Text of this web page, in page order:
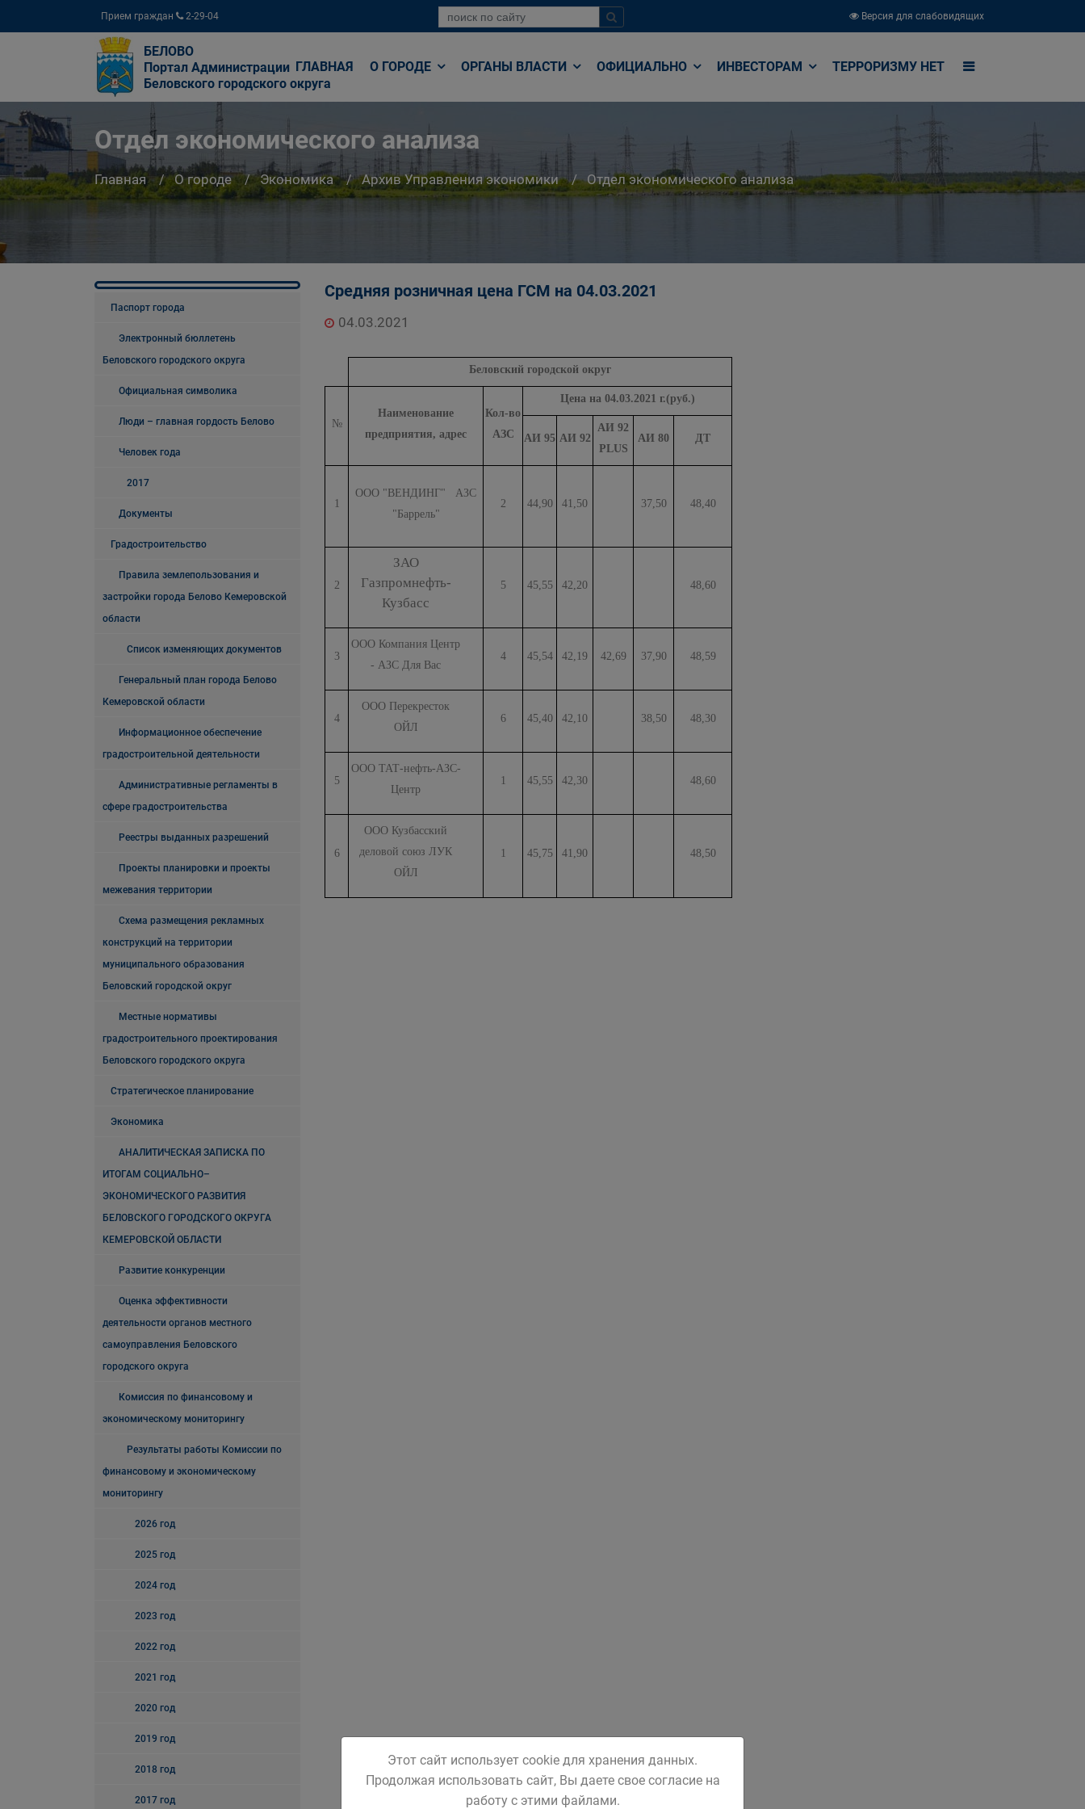
Прием граждан 2-29-04 Версия для слабовидящих
БЕЛОВО
Портал Администрации
Беловского городского округа
ГЛАВНАЯ О ГОРОДЕ ОРГАНЫ ВЛАСТИ ОФИЦИАЛЬНО ИНВЕСТОРАМ ТЕРРОРИЗМУ НЕТ
Отдел экономического анализа
Главная О городе Экономика Архив Управления экономики Отдел экономического анализа
Паспорт города
Электронный бюллетень
Беловского городского округа
Официальная символика
Люди – главная гордость Белово
Человек года
2017
Документы
Градостроительство
Правила землепользования и
застройки города Белово Кемеровской
области
Список изменяющих документов
Генеральный план города Белово
Кемеровской области
Информационное обеспечение
градостроительной деятельности
Административные регламенты в
сфере градостроительства
Реестры выданных разрешений
Проекты планировки и проекты
межевания территории
Схема размещения рекламных
конструкций на территории
муниципального образования
Беловский городской округ
Местные нормативы
градостроительного проектирования
Беловского городского округа
Стратегическое планирование
Экономика
АНАЛИТИЧЕСКАЯ ЗАПИСКА ПО
ИТОГАМ СОЦИАЛЬНО–
ЭКОНОМИЧЕСКОГО РАЗВИТИЯ
БЕЛОВСКОГО ГОРОДСКОГО ОКРУГА
КЕМЕРОВСКОЙ ОБЛАСТИ
Развитие конкуренции
Оценка эффективности
деятельности органов местного
самоуправления Беловского
городского округа
Комиссия по финансовому и
экономическому мониторингу
Результаты работы Комиссии по
финансовому и экономическому
мониторингу
2026 год
2025 год
2024 год
2023 год
2022 год
2021 год
2020 год
2019 год
2018 год
2017 год
Средняя розничная цена ГСМ на 04.03.2021
04.03.2021
Беловский городской округ
№
Наименование
предприятия, адрес
Кол-во
АЗС
Цена на 04.03.2021 г.(руб.)
АИ 95 АИ 92
АИ 92
PLUS
АИ 80 ДТ
1
ООО "ВЕНДИНГ" АЗС
"Баррель"
2 44,90 41,50 37,50 48,40
2
ЗАО
Газпромнефть-
Кузбасс
5 45,55 42,20 48,60
3
ООО Компания Центр
- АЗС Для Вас
4 45,54 42,19 42,69 37,90 48,59
4
ООО Перекресток
ОЙЛ
6 45,40 42,10 38,50 48,30
5
ООО ТАТ-нефть-АЗС-
Центр
1 45,55 42,30 48,60
6
ООО Кузбасский
деловой союз ЛУК
ОЙЛ
1 45,75 41,90 48,50
Этот сайт использует cookie для хранения данных.
Продолжая использовать сайт, Вы даете свое согласие на
работу с этими файлами.